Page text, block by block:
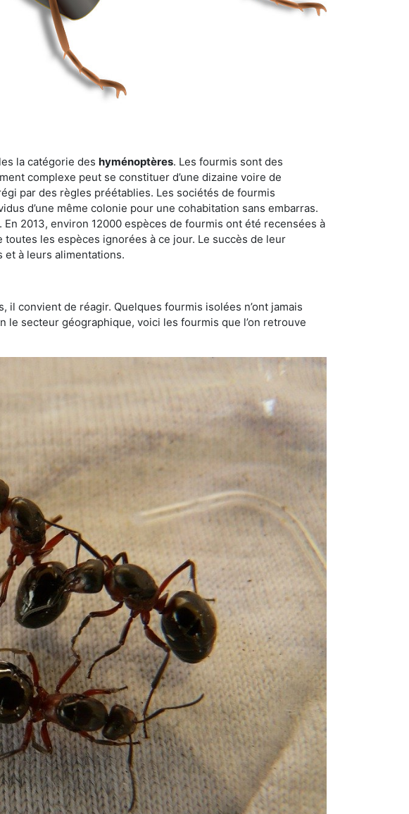
la catégorie des hyménoptères. Les fourmis sont des
complexe peut se constituer d’une dizaine voire de
par des règles préétablies. Les sociétés de fourmis
d’une même colonie pour une cohabitation sans embarras.
2013, environ 12000 espèces de fourmis ont été recensées à
les espèces ignorées à ce jour. Le succès de leur
à leurs alimentations.
convient de réagir. Quelques fourmis isolées n’ont jamais
le secteur géographique, voici les fourmis que l’on retrouve